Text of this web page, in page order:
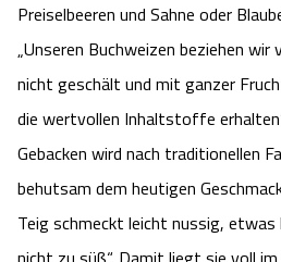
Preiselbeeren und Sahne oder
„Unseren Buchweizen beziehen
nicht geschält und mit ganzer
die wertvollen Inhaltstoffe
Gebacken wird nach traditionellen
behutsam dem heutigen
Teig schmeckt leicht nussig,